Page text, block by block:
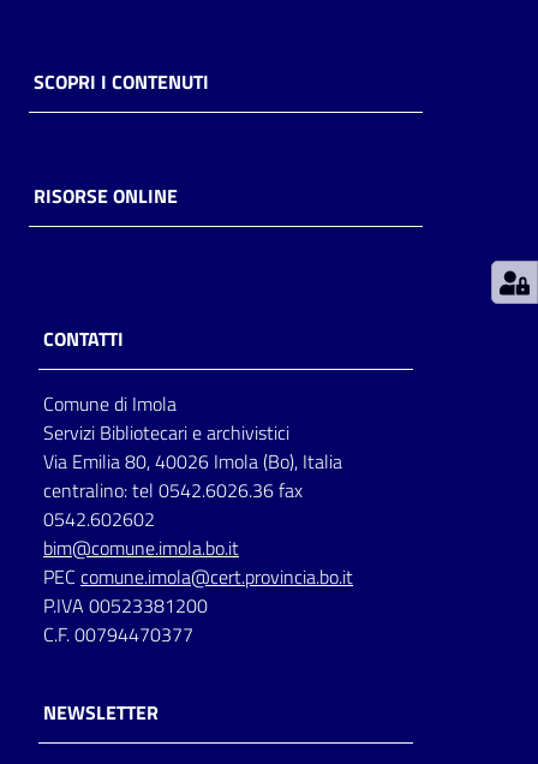
Piani
Decentrate
Seguici
su
SCOPRI I CONTENUTI
RISORSE ONLINE
CONTATTI
Comune di Imola
Servizi Bibliotecari e archivistici
Via Emilia 80, 40026 Imola (Bo), Italia
centralino: tel 0542.6026.36 fax
0542.602602
bim@comune.imola.bo.it
PEC comune.imola@cert.provincia.bo.it
P.IVA 00523381200
C.F. 00794470377
NEWSLETTER